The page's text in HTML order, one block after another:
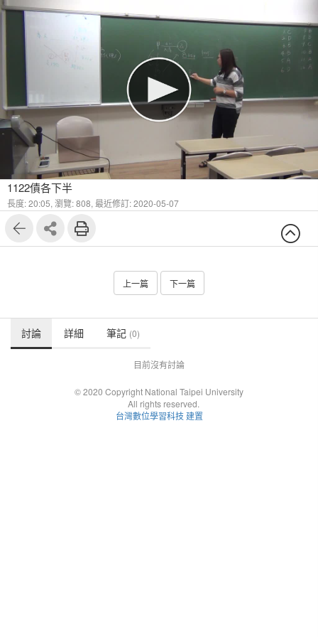
1122債各下半
長度: 20:05, 瀏覽: 808, 最近修訂: 2020-05-07
上一篇 下一篇
討論 詳細 筆記 (0)
目前沒有討論
© 2020 Copyright National Taipei University
All rights reserved.
台灣數位學習科技 建置